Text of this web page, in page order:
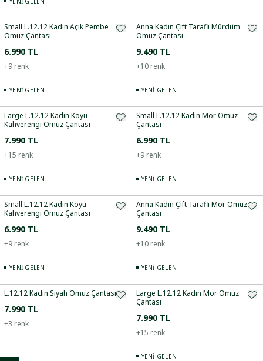
Small L.12.12 Kadın Açık Pembe
Omuz Çantası
6.990 TL
+9 renk
YENI GELEN
Anna Kadın Çift Taraflı Mürdüm
Omuz Çantası
9.490 TL
+10 renk
YENI GELEN
Large L.12.12 Kadın Koyu
Kahverengi Omuz Çantası
7.990 TL
+15 renk
YENI GELEN
Small L.12.12 Kadın Mor Omuz
Çantası
6.990 TL
+9 renk
YENI GELEN
Small L.12.12 Kadın Koyu
Kahverengi Omuz Çantası
6.990 TL
+9 renk
YENI GELEN
Anna Kadın Çift Taraflı Mor Omuz
Çantası
9.490 TL
+10 renk
YENI GELEN
L.12.12 Kadın Siyah Omuz Çantası
7.990 TL
+3 renk
Large L.12.12 Kadın Mor Omuz
Çantası
7.990 TL
+15 renk
YENI GELEN